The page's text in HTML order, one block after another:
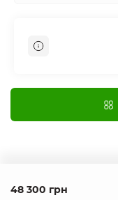
48 300 грн
Оплата